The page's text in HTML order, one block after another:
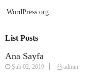
WordPress.org
List Posts
Ana Sayfa
Şub 02, 2019 admin